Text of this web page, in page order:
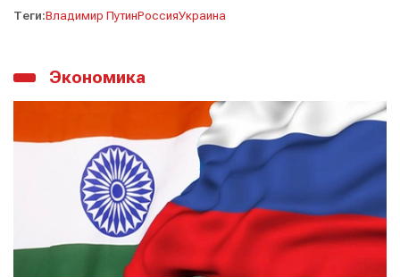
Теги:Владимир ПутинРоссияУкраина
Экономика